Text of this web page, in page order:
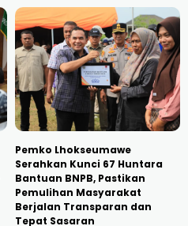
Pemko Lhokseumawe
Serahkan Kunci 67 Huntara
Bantuan BNPB, Pastikan
Pemulihan Masyarakat
Berjalan Transparan dan
Tepat Sasaran